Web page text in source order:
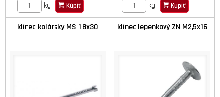
kg
Kúpiť
kg
Kúpiť
klinec kolársky MS 1,8x30 klinec lepenkový ZN M2,5x16